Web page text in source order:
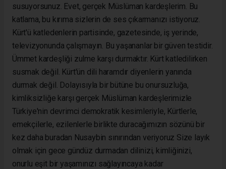
susuyorsunuz. Evet, gerçek Müslüman kardeşlerim. Bu
katlama, bu kırıma sizlerin de ses çıkarmanızı istiyoruz.
Kürt'ü katledenlerin partisinde, gazetesinde, iş yerinde,
televizyonunda çalışmayın. Bu yaşananlar bir güven testidir.
Ümmet kardeşliği zulme karşı durmaktır. Kürt katledilirken
susmak değil. Kürt'ün dili haramdır diyenlerin yanında
durmak değil. Dolayısıyla bir bütüne bu onursuzluğa,
kimliksizliğe karşı gerçek Müslüman kardeşlerimizle
Türkiye'nin devrimci demokratik kesimleriyle, Kürtlerle,
emekçilerle, ezilenlerle birlikte duracağımızın sözünü bir
kez daha buradan Nusaybin sınırından veriyoruz Size layık
olmak için gece gündüz durmadan dilinizi, kimliğinizi,
onurlu eşit bir yaşamınızı sağlayıncaya kadar